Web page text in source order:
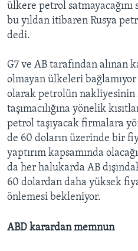
ülkere petrol satmayacağını
bu yıldan itibaren Rusya
dedi.
G7 ve AB tarafından alınan
olmayan ülkeleri
olarak petrolün nakliyesinin
taşımacılığına yönelik
petrol taşıyacak firmalara
de 60 doların üzerinde bir
yaptırım kapsamında
da her halukarda AB
60 dolardan daha yüksek
önlemesi bekleniyor.
ABD karardan memnun